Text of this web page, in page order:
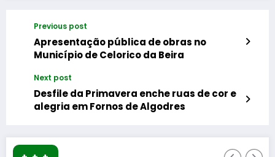
Previous post
Apresentação pública de obras no
Município de Celorico da Beira
Next post
Desfile da Primavera enche ruas de cor e
alegria em Fornos de Algodres